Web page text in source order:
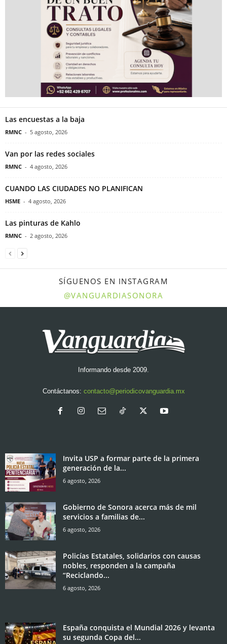
Las encuestas a la baja
RMNC - 5 agosto, 2026
Van por las redes sociales
RMNC - 4 agosto, 2026
CUANDO LAS CIUDADES NO PLANIFICAN
HSME - 4 agosto, 2026
Las pinturas de Kahlo
RMNC - 2 agosto, 2026
SÍGUENOS EN INSTAGRAM
@VANGUARDIASONORA
Informando desde 2009.
Contáctanos: contacto@periodicovanguardia.mx
Invita USP a formar parte de la primera
generación de la...
6 agosto, 2026
Gobierno de Sonora acerca más de mil
servicios a familias de...
6 agosto, 2026
Policías Estatales, solidarios con causas
nobles, responden a la campaña
“Reciclando...
6 agosto, 2026
España conquista el Mundial 2026 y levanta
su segunda Copa del...